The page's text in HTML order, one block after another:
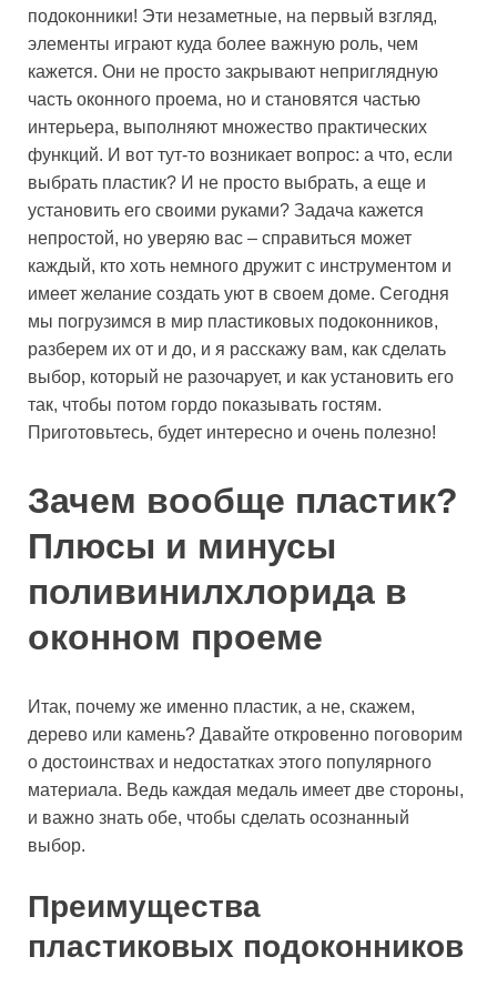
подоконники! Эти незаметные, на первый взгляд,
элементы играют куда более важную роль, чем
кажется. Они не просто закрывают неприглядную
часть оконного проема, но и становятся частью
интерьера, выполняют множество практических
функций. И вот тут-то возникает вопрос: а что, если
выбрать пластик? И не просто выбрать, а еще и
установить его своими руками? Задача кажется
непростой, но уверяю вас – справиться может
каждый, кто хоть немного дружит с инструментом и
имеет желание создать уют в своем доме. Сегодня
мы погрузимся в мир пластиковых подоконников,
разберем их от и до, и я расскажу вам, как сделать
выбор, который не разочарует, и как установить его
так, чтобы потом гордо показывать гостям.
Приготовьтесь, будет интересно и очень полезно!
Зачем вообще пластик?
Плюсы и минусы
поливинилхлорида в
оконном проеме
Итак, почему же именно пластик, а не, скажем,
дерево или камень? Давайте откровенно поговорим
о достоинствах и недостатках этого популярного
материала. Ведь каждая медаль имеет две стороны,
и важно знать обе, чтобы сделать осознанный
выбор.
Преимущества
пластиковых подоконников